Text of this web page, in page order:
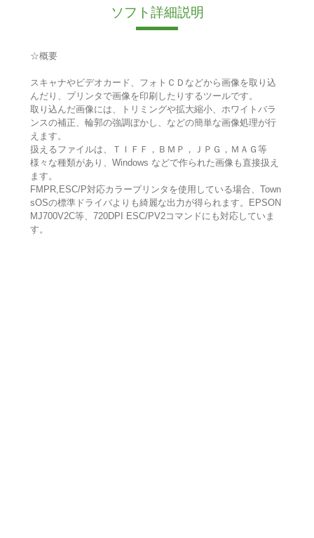
ソフト詳細説明
☆概要
スキャナやビデオカード、フォトＣＤなどから画像を取り込
んだり、プリンタで画像を印刷したりするツールです。
取り込んだ画像には、トリミングや拡大縮小、ホワイトバラ
ンスの補正、輪郭の強調ぼかし、などの簡単な画像処理が行
えます。
扱えるファイルは、ＴＩＦＦ，ＢＭＰ，ＪＰＧ，ＭＡＧ等
様々な種類があり、Windows などで作られた画像も直接扱え
ます。
FMPR,ESC/P対応カラープリンタを使用している場合、Town
sOSの標準ドライバよりも綺麗な出力が得られます。EPSON
MJ700V2C等、720DPI ESC/PV2コマンドにも対応していま
す。